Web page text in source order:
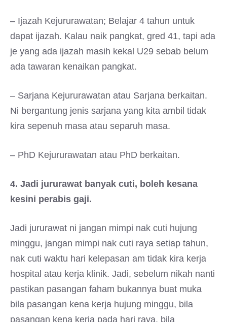
– Ijazah Kejururawatan; Belajar 4 tahun untuk
dapat ijazah. Kalau naik pangkat, gred 41, tapi ada
je yang ada ijazah masih kekal U29 sebab belum
ada tawaran kenaikan pangkat.
– Sarjana Kejururawatan atau Sarjana berkaitan.
Ni bergantung jenis sarjana yang kita ambil tidak
kira sepenuh masa atau separuh masa.
– PhD Kejururawatan atau PhD berkaitan.
4. Jadi jururawat banyak cuti, boleh kesana
kesini perabis gaji.
Jadi jururawat ni jangan mimpi nak cuti hujung
minggu, jangan mimpi nak cuti raya setiap tahun,
nak cuti waktu hari kelepasan am tidak kira kerja
hospital atau kerja klinik. Jadi, sebelum nikah nanti
pastikan pasangan faham bukannya buat muka
bila pasangan kena kerja hujung minggu, bila
pasangan kena kerja pada hari raya, bila